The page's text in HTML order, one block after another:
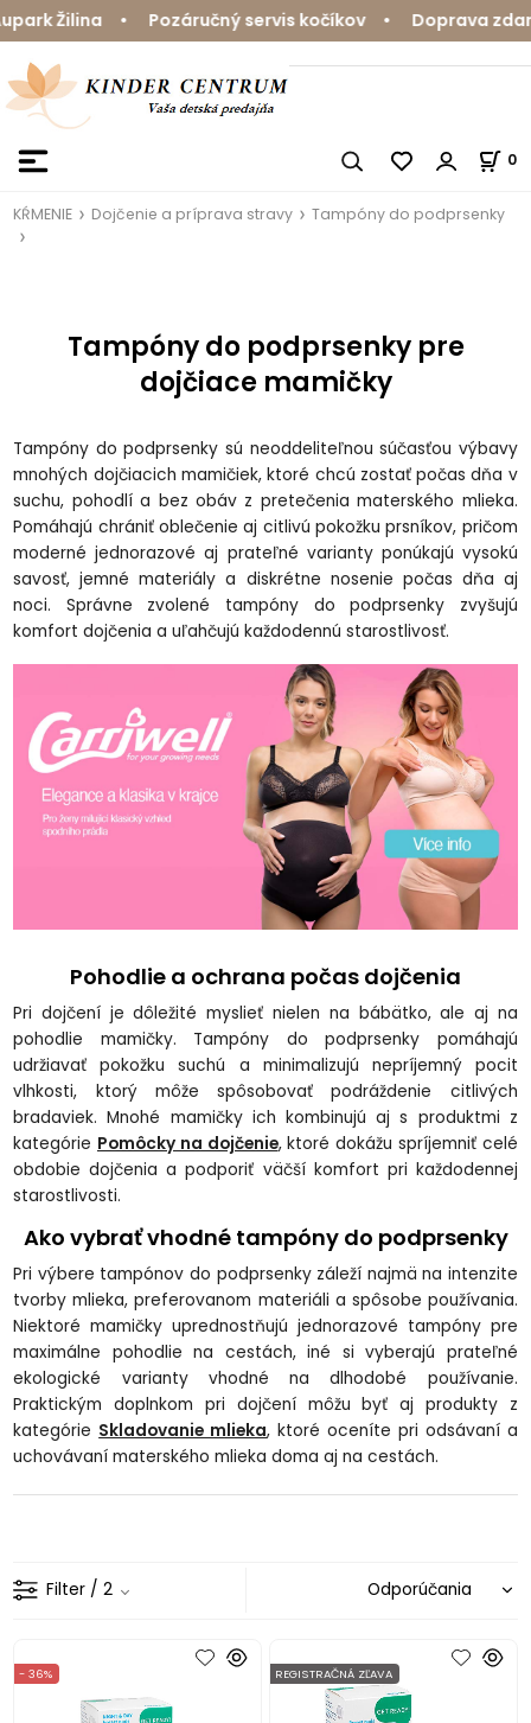
Žilina • Pozáručný servis kočíkov • Doprava
0
KŔMENIE Dojčenie a príprava stravy Tampóny do podprsenky
Tampóny do podprsenky pre
dojčiace mamičky
Tampóny do podprsenky sú neoddeliteľnou súčasťou výbavy
mnohých dojčiacich mamičiek, ktoré chcú zostať počas dňa v
suchu, pohodlí a bez obáv z pretečenia materského mlieka.
Pomáhajú chrániť oblečenie aj citlivú pokožku prsníkov, pričom
moderné jednorazové aj prateľné varianty ponúkajú vysokú
savosť, jemné materiály a diskrétne nosenie počas dňa aj
noci. Správne zvolené tampóny do podprsenky zvyšujú
komfort dojčenia a uľahčujú každodennú starostlivosť.
Pohodlie a ochrana počas dojčenia
Pri dojčení je dôležité myslieť nielen na bábätko, ale aj na
pohodlie mamičky. Tampóny do podprsenky pomáhajú
udržiavať pokožku suchú a minimalizujú nepríjemný pocit
vlhkosti, ktorý môže spôsobovať podráždenie citlivých
bradaviek. Mnohé mamičky ich kombinujú aj s produktmi z
kategórie Pomôcky na dojčenie, ktoré dokážu spríjemniť celé
obdobie dojčenia a podporiť väčší komfort pri každodennej
starostlivosti.
Ako vybrať vhodné tampóny do podprsenky
Pri výbere tampónov do podprsenky záleží najmä na intenzite
tvorby mlieka, preferovanom materiáli a spôsobe používania.
Niektoré mamičky uprednostňujú jednorazové tampóny pre
maximálne pohodlie na cestách, iné si vyberajú prateľné
ekologické varianty vhodné na dlhodobé používanie.
Praktickým doplnkom pri dojčení môžu byť aj produkty z
kategórie Skladovanie mlieka, ktoré oceníte pri odsávaní a
uchovávaní materského mlieka doma aj na cestách.
Filter / 2
- 36% REGISTRAČNÁ ZĽAVA